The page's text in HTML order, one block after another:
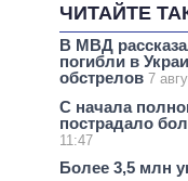
ЧИТАЙТЕ
В МВД
погибли в
обстрелов 7
С начала
пострадало
11:47
Более 3,5 млн